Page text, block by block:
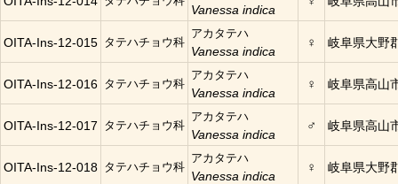
Vanessa indica
OITA-Ins-12-015 タテハチョウ科
アカタテハ
Vanessa indica
♀ 岐阜県大野
OITA-Ins-12-016 タテハチョウ科
アカタテハ
Vanessa indica
♀ 岐阜県高山
OITA-Ins-12-017 タテハチョウ科
アカタテハ
Vanessa indica
♂ 岐阜県高山
OITA-Ins-12-018 タテハチョウ科
アカタテハ
Vanessa indica
♀ 岐阜県大野